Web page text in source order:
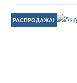
РАСПРОДАЖА!